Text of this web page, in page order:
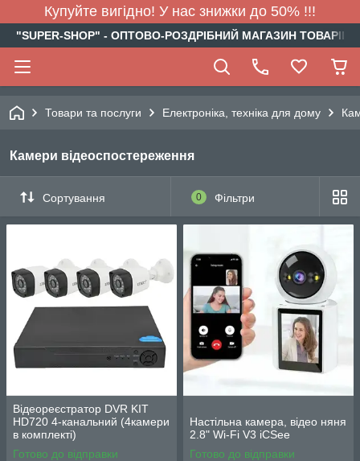
Купуйте вигідно! У нас знижки до 50% !!!
"SUPER-SHOP" - ОПТОВО-РОЗДРІБНИЙ МАГАЗИН
Товари та послуги Електроніка, техніка для дому
Камери відеоспостереження
Сортування 0 Фільтри
Відеореєстратор DVR KIT
HD720 4-канальний (4камери
в комплекті)
Готово до відправки
Настільна камера, відео няня
2.8" Wi-Fi V3 iCSee
Готово до відправки